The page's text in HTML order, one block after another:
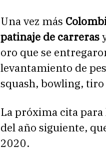
Una vez más
patinaje de carreras
oro que se
levantamiento de
squash, bowling, tiro
La próxima cita para
del año siguiente,
2020.